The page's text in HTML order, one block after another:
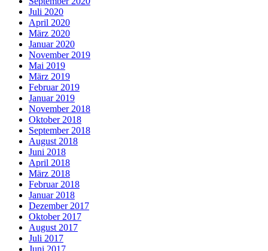
Juli 2020
April 2020
März 2020
Januar 2020
November 2019
Mai 2019
März 2019
Februar 2019
Januar 2019
November 2018
Oktober 2018
September 2018
August 2018
Juni 2018
April 2018
März 2018
Februar 2018
Januar 2018
Dezember 2017
Oktober 2017
August 2017
Juli 2017